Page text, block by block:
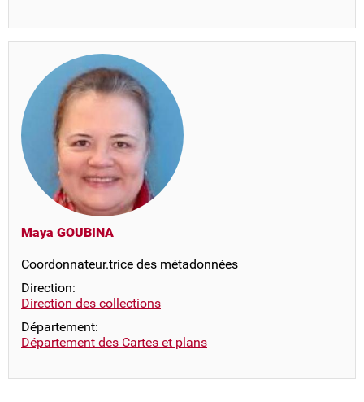
Maya GOUBINA
Coordonnateur.trice des métadonnées
Direction:
Direction des collections
Département:
Département des Cartes et plans